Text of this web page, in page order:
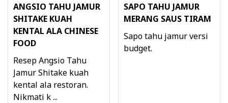
ANGSIO TAHU JAMUR
SHITAKE KUAH
KENTAL ALA CHINESE
FOOD
Resep Angsio Tahu
Jamur Shitake kuah
kental ala restoran.
Nikmati k ...
SAPO TAHU JAMUR
MERANG SAUS TIRAM
Sapo tahu jamur versi
budget.